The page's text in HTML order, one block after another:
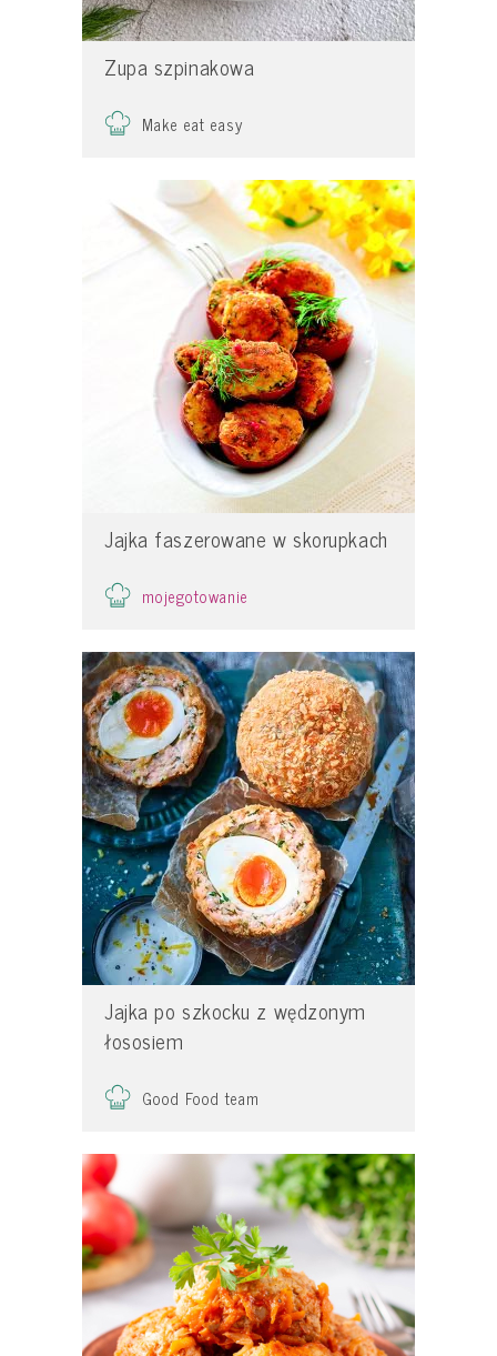
Zupa szpinakowa
Make eat easy
Jajka faszerowane w skorupkach
mojegotowanie
Jajka po szkocku z wędzonym
łososiem
Good Food team